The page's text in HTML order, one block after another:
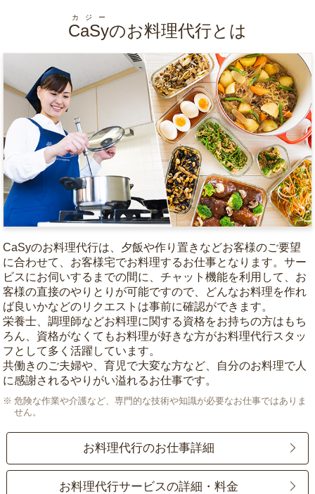
CaSy
カジー
のお料理代行とは
CaSyのお料理代行は、夕飯や作り置きなどお客様のご要望
に合わせて、お客様宅でお料理するお仕事となります。サー
ビスにお伺いするまでの間に、チャット機能を利用して、お
客様の直接のやりとりが可能ですので、どんなお料理を作れ
ば良いかなどのリクエストは事前に確認ができます。
栄養士、調理師などお料理に関する資格をお持ちの方はもち
ろん、資格がなくてもお料理が好きな方がお料理代行スタッ
フとして多く活躍しています。
共働きのご夫婦や、育児で大変な方など、自分のお料理で人
に感謝されるやりがい溢れるお仕事です。
危険な作業や介護など、専門的な技術や知識が必要なお仕事ではありま
せん。
お料理代行のお仕事詳細
お料理代行サービスの詳細・料金